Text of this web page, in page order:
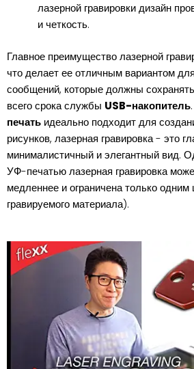
лазерной гравировки дизайн
и четкость.
Главное преимущество лазерной
что делает ее отличным вариантом
сообщений, которые должны
всего срока службы USB-накопитель
печать идеально подходит для
рисунков, лазерная гравировка - это
минималистичный и элегантный вид.
УФ-печатью лазерная гравировка
медленнее и ограничена только
гравируемого материала).